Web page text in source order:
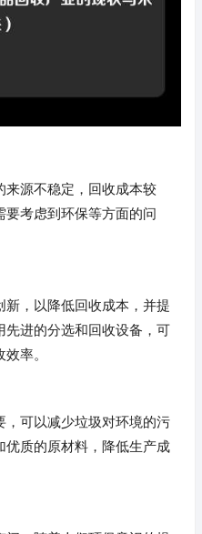
来源不稳定，回收成本较
考虑到环保等方面的问
，以降低回收成本，并提
进的分选和回收设备，可
率。
，可以减少垃圾对环境的污
质的原材料，降低生产成